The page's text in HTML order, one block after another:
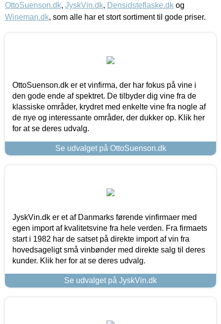
OttoSuenson.dk, JyskVin.dk, Densidsteflaske.dk og
Wineman.dk, som alle har et stort sortiment til gode priser.
OttoSuenson.dk er et vinfirma, der har fokus på vine i
den gode ende af spektret. De tilbyder dig vine fra de
klassiske områder, krydret med enkelte vine fra nogle af
de nye og interessante områder, der dukker op. Klik her
for at se deres udvalg.
Se udvalget på OttoSuenson.dk
JyskVin.dk er et af Danmarks førende vinfirmaer med
egen import af kvalitetsvine fra hele verden. Fra firmaets
start i 1982 har de satset på direkte import af vin fra
hovedsageligt små vinbønder med direkte salg til deres
kunder. Klik her for at se deres udvalg.
Se udvalget på JyskVin.dk